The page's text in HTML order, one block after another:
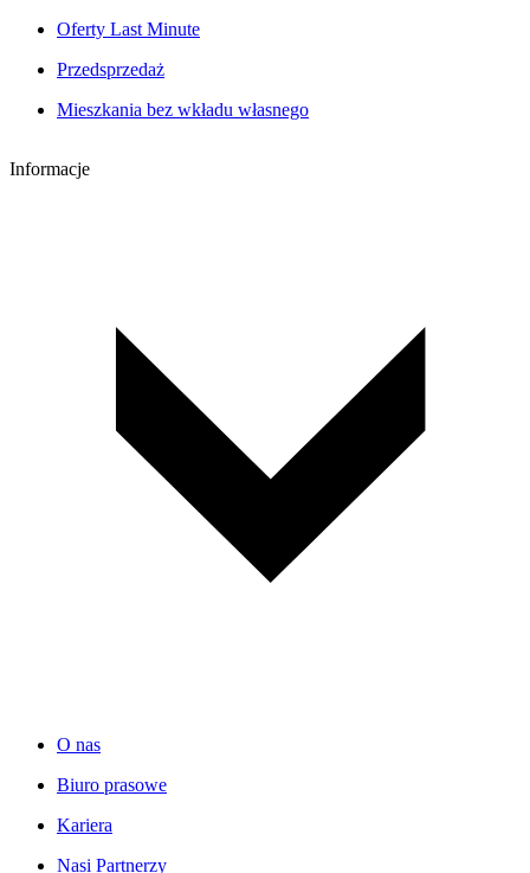
Oferty Last Minute
Przedsprzedaż
Mieszkania bez wkładu własnego
Informacje
O nas
Biuro prasowe
Kariera
Nasi Partnerzy